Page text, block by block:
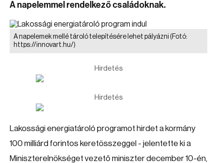
A napelemmel rendelkező családoknak.
A napelemek mellé tároló telepítésére lehet pályázni (Fotó:
https://innovart.hu/)
Hirdetés
Hirdetés
Lakossági energiatároló programot hirdet a kormány
100 milliárd forintos keretösszeggel - jelentette ki a
Miniszterelnökséget vezető miniszter december 10-én,